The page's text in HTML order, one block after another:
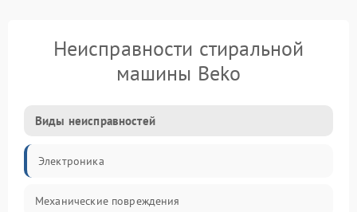
Неисправности стиральной
машины Beko
Виды неисправностей
Электроника
Механические повреждения